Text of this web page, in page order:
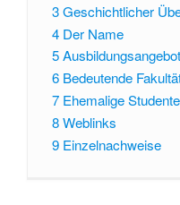
3Geschichtlicher
4 Der Name
5Ausbildungsangebot
6 Bedeutende
7 Ehemalige
8Weblinks
9 Einzelnachweise